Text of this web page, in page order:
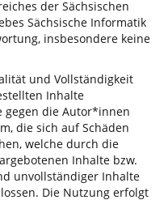
der Sächsischen
Sächsische Informatik
insbesondere keine
und Vollständigkeit
Inhalte
gegen die Autor*innen
die sich auf Schäden
welche durch die
Inhalte bzw.
unvollständiger Inhalte
Die Nutzung erfolgt